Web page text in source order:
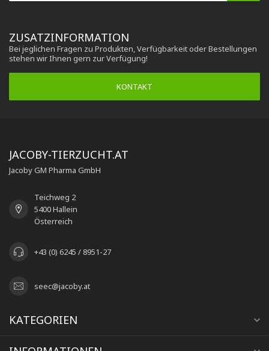
ZUSATZINFORMATION
Bei jeglichen Fragen zu Produkten, Verfügbarkeit oder Bestellungen
stehen wir Ihnen gern zur Verfügung!
KONTAKT
JACOBY-TIERZUCHT.AT
Jacoby GM Pharma GmbH
Teichweg 2
5400 Hallein
Österreich
+43 (0) 6245 / 8951-27
seec@jacoby.at
KATEGORIEN